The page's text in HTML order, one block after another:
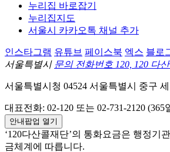
누리집 바로잡기
누리집지도
서울시 카카오톡 채널 추가
인스타그램 유튜브 페이스북 엑스 블로
서울특별시 문의 전화번호 120, 120 다
서울특별시청 04524 서울특별시 중구
대표전화: 02-120 또는 02-731-2120 (365
안내팝업 열기
‘120다산콜재단’의 통화요금은 행정기
금체계에 따릅니다.